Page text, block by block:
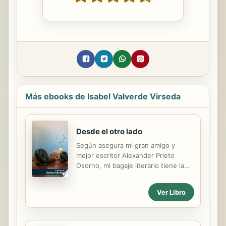
Más ebooks de Isabel Valverde Virseda
Desde el otro lado
Según asegura mi gran amigo y
mejor escritor Alexander Prieto
Osorno, mi bagaje literario tiene la
último trabajo, no precise ser
prologado por nadie. No estoy
segura de dar por buenas sus
Ver Libro